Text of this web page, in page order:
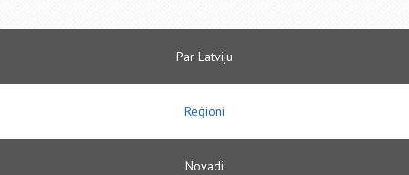
Par Latviju
Reģioni
Novadi